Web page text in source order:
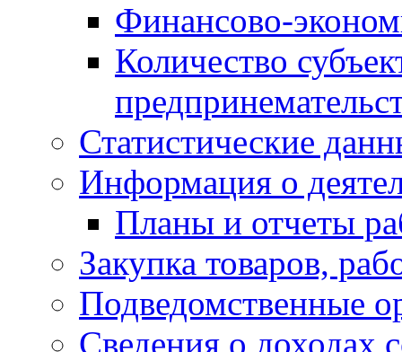
Финансово-
Количество
Статистические
Информация о
Планы и отчеты
Закупка товаров,
Подведомственные
Сведения о доходах